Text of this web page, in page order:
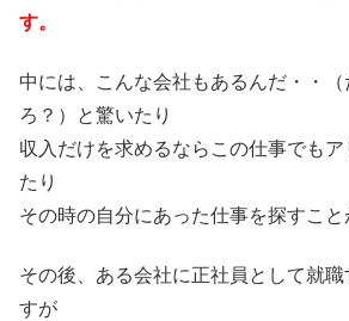
す。
中には、こんな会社もあるんだ・・
ろ？）と驚いたり
収入だけを求めるならこの仕事でも
たり
その時の自分にあった仕事を探すこと
その後、ある会社に正社員として就
すが